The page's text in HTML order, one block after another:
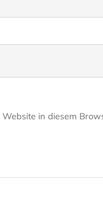
in diesem